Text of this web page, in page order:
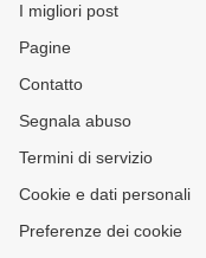
I migliori post
Pagine
Contatto
Segnala abuso
Termini di servizio
Cookie e dati personali
Preferenze dei cookie